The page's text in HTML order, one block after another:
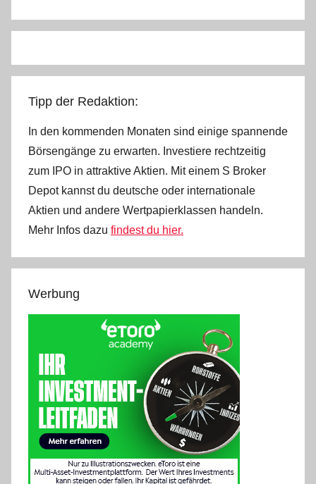
Tipp der Redaktion:
In den kommenden Monaten sind einige spannende
Börsengänge zu erwarten. Investiere rechtzeitig
zum IPO in attraktive Aktien. Mit einem S Broker
Depot kannst du deutsche oder internationale
Aktien und andere Wertpapierklassen handeln.
Mehr Infos dazu findest du hier.
Werbung